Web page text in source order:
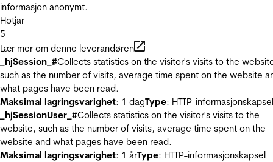
informasjon anonymt.
Hotjar
5
Lær mer om denne leverandøren
_hjSession_#Collects statistics on the visitor's visits to the
such as the number of visits, average time spent on the website
what pages have been read.
Maksimal lagringsvarighet: 1 dagType: HTTP-informasjonskapsel
_hjSessionUser_#Collects statistics on the visitor's visits to the
website, such as the number of visits, average time spent on the
website and what pages have been read.
Maksimal lagringsvarighet: 1 årType: HTTP-informasjonskapsel